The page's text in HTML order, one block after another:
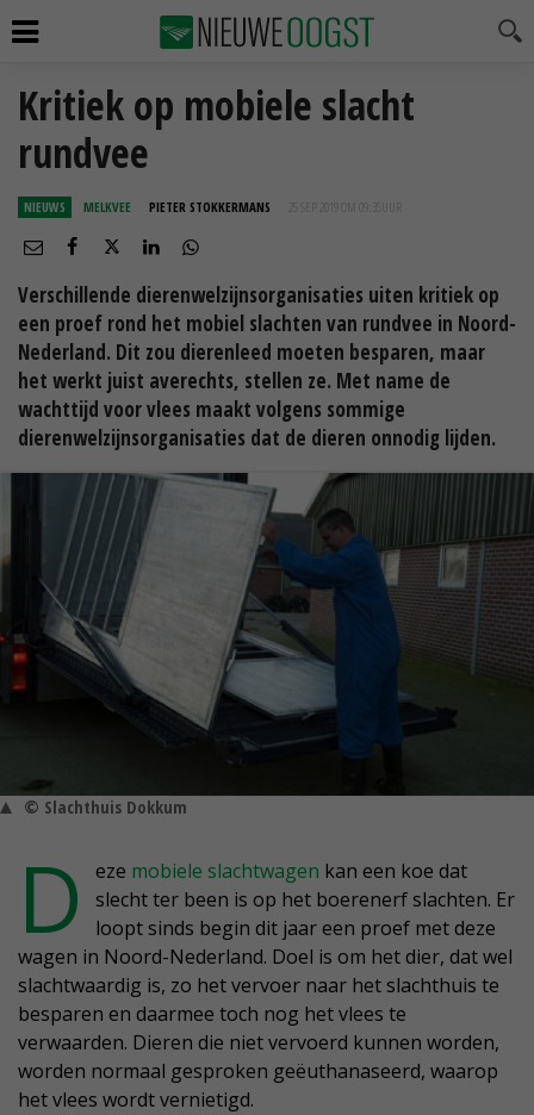
Kritiek op mobiele slacht
rundvee
NIEUWS MELKVEE PIETER STOKKERMANS 25 SEP 2019 OM 09:35
Verschillende dierenwelzijnsorganisaties uiten kritiek op
een proef rond het mobiel slachten van rundvee in Noord-
Nederland. Dit zou dierenleed moeten besparen, maar
het werkt juist averechts, stellen ze. Met name de
wachttijd voor vlees maakt volgens sommige
dierenwelzijnsorganisaties dat de dieren onnodig lijden.
© Slachthuis Dokkum
D eze mobiele slachtwagen kan een koe dat
slecht ter been is op het boerenerf slachten. Er
loopt sinds begin dit jaar een proef met deze
wagen in Noord-Nederland. Doel is om het dier, dat wel
slachtwaardig is, zo het vervoer naar het slachthuis te
besparen en daarmee toch nog het vlees te
verwaarden. Dieren die niet vervoerd kunnen worden,
worden normaal gesproken geëuthanaseerd, waarop
het vlees wordt vernietigd.